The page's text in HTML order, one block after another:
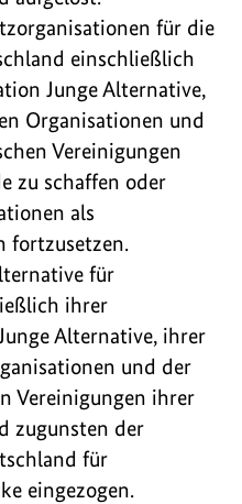
für die
einschließlich
Junge Alternative,
Organisationen und
Vereinigungen
zu schaffen oder
als
fortzusetzen.
für
ihrer
Alternative, ihrer
und der
Vereinigungen ihrer
zugunsten der
für
eingezogen.